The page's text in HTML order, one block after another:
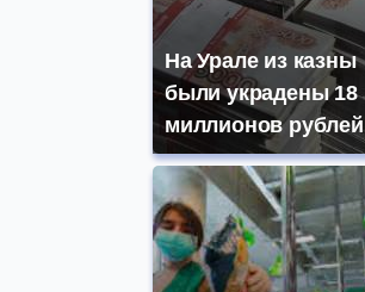
На Урале из казны
были украдены 18
миллионов рублей